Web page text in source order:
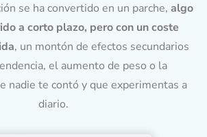
se ha convertido en un parche, algo
a corto plazo, pero con un coste
, un montón de efectos secundarios
el aumento de peso o la
nadie te contó y que experimentas a
diario.